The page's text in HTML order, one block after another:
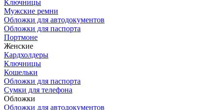
Ключницы
Мужские ремни
Обложки для автодокументов
Обложки для паспорта
Портмоне
Женские
Кардхолдеры
Ключницы
Кошельки
Обложки для паспорта
Сумки для телефона
Обложки
Обложки для автодокументов